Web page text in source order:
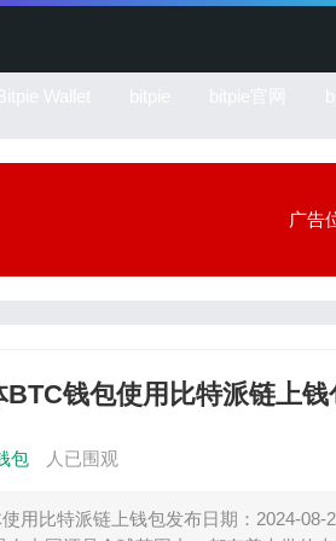
广告
钱包使用比特派链上钱
包 人已围观
用比特派链上钱包发布日期：2024-